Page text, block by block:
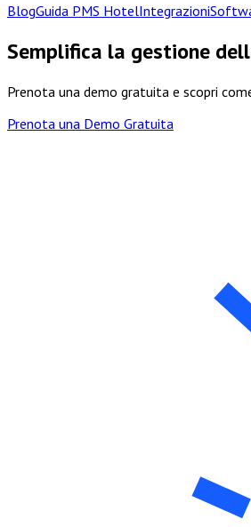
BlogGuida PMS HotelIntegrazioni
Semplifica la gestione
Prenota una demo gratuita e scopri
Prenota una Demo Gratuita